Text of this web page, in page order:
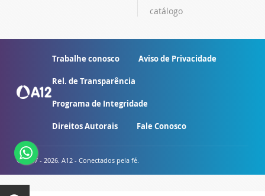
catálogo
Trabalhe conosco Aviso de Privacidade
Rel. de Transparência
Programa de Integridade
Direitos Autorais Fale Conosco
© 2007 - 2026. A12 - Conectados pela fé.